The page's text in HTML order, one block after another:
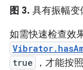
图 3. 具有振幅变
如需快速检查效
true ，才能按